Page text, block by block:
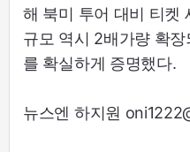
해 북미 투어 대비 티켓
규모 역시 2배가량 확
를 확실하게 증명했다.
뉴스엔 하지원